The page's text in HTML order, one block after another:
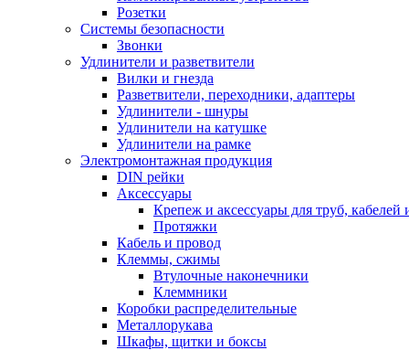
Розетки
Системы безопасности
Звонки
Удлинители и разветвители
Вилки и гнезда
Разветвители, переходники, адаптеры
Удлинители - шнуры
Удлинители на катушке
Удлинители на рамке
Электромонтажная продукция
DIN рейки
Аксессуары
Крепеж и аксессуары для труб, кабелей
Протяжки
Кабель и провод
Клеммы, сжимы
Втулочные наконечники
Клеммники
Коробки распределительные
Металлорукава
Шкафы, щитки и боксы